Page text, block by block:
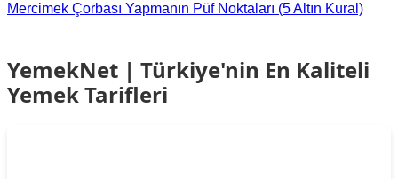
Mercimek Çorbası Yapmanın Püf Noktaları (5 Altın Kural)
YemekNet | Türkiye'nin En Kaliteli
Yemek Tarifleri